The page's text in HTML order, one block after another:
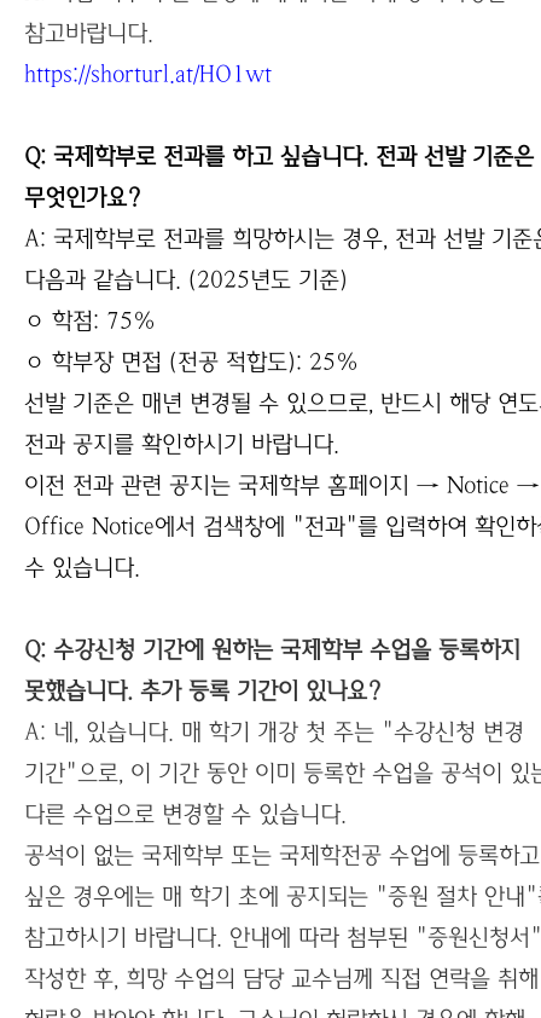
참고바랍니다.
https://shorturl.at/HO1wt
Q: 국제학부로 전과를 하고 싶습니다. 전과 선발 기준은
무엇인가요?
A: 국제학부로 전과를 희망하시는 경우, 전과 선발 기준
다음과 같습니다. (2025년도 기준)
ㅇ 학점: 75%
ㅇ 학부장 면접 (전공 적합도): 25%
선발 기준은 매년 변경될 수 있으므로, 반드시 해당 연
전과 공지를 확인하시기 바랍니다.
이전 전과 관련 공지는 국제학부 홈페이지 → Notice
Office Notice에서 검색창에 "전과"를 입력하여 확인하
수 있습니다.
Q: 수강신청 기간에 원하는 국제학부 수업을 등록하지
못했습니다. 추가 등록 기간이 있나요?
A: 네, 있습니다. 매 학기 개강 첫 주는 "수강신청 변경
기간"으로, 이 기간 동안 이미 등록한 수업을 공석이 있
다른 수업으로 변경할 수 있습니다.
공석이 없는 국제학부 또는 국제학전공 수업에 등록하고
싶은 경우에는 매 학기 초에 공지되는 "증원 절차 안내
참고하시기 바랍니다. 안내에 따라 첨부된 "증원신청서
작성한 후, 희망 수업의 담당 교수님께 직접 연락을 취해